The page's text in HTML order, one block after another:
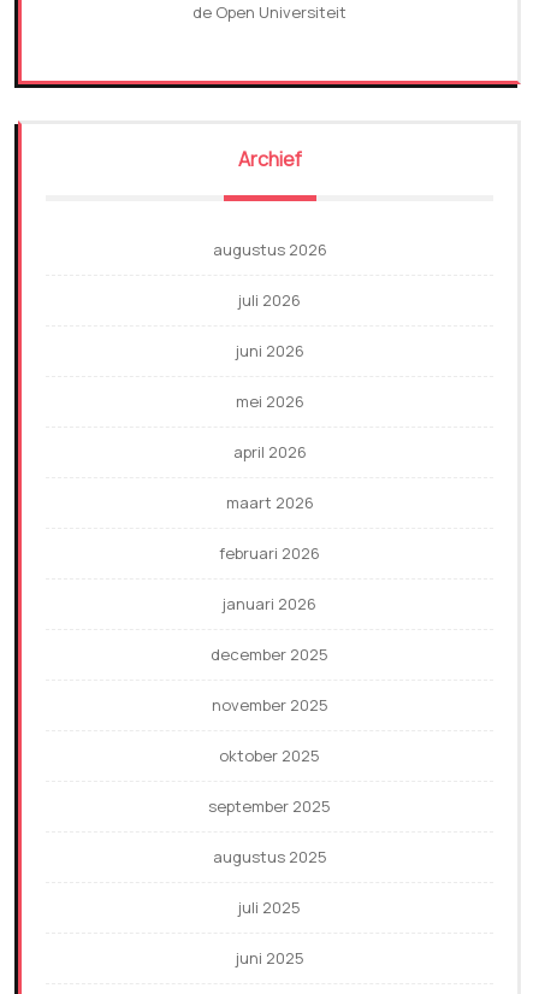
de Open Universiteit
Archief
augustus 2026
juli 2026
juni 2026
mei 2026
april 2026
maart 2026
februari 2026
januari 2026
december 2025
november 2025
oktober 2025
september 2025
augustus 2025
juli 2025
juni 2025